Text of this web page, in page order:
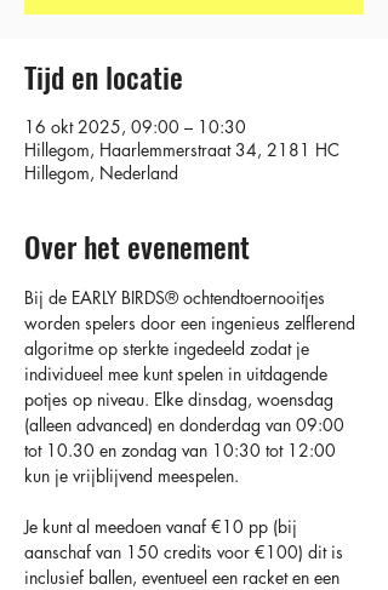
Tijd en locatie
16 okt 2025, 09:00 – 10:30
Hillegom, Haarlemmerstraat 34, 2181 HC
Hillegom, Nederland
Over het evenement
Bij de EARLY BIRDS®️ ochtendtoernooitjes
worden spelers door een ingenieus zelflerend
algoritme op sterkte ingedeeld zodat je
individueel mee kunt spelen in uitdagende
potjes op niveau. Elke dinsdag, woensdag
(alleen advanced) en donderdag van 09:00
tot 10.30 en zondag van 10:30 tot 12:00
kun je vrijblijvend meespelen.
Je kunt al meedoen vanaf €10 pp (bij
aanschaf van 150 credits voor €100) dit is
inclusief ballen, eventueel een racket en een